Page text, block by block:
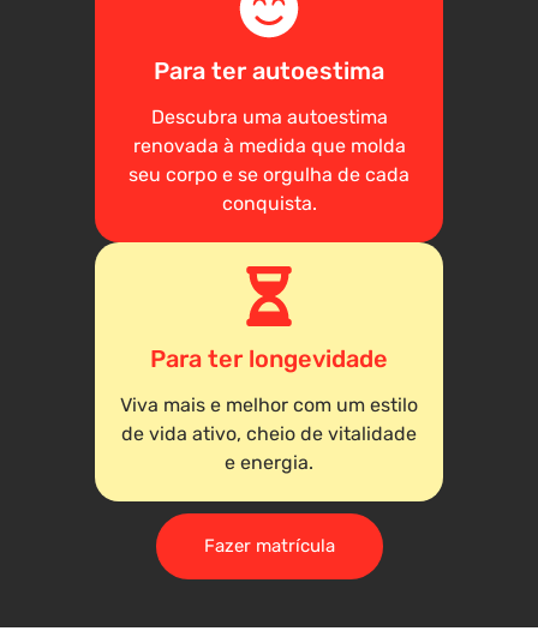
Para ter autoestima
Descubra uma autoestima
renovada à medida que molda
seu corpo e se orgulha de cada
conquista.
Para ter longevidade
Viva mais e melhor com um estilo
de vida ativo, cheio de vitalidade
e energia.
Fazer matrícula